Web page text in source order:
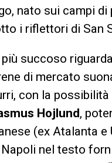
nato sui campi di
i riflettori di San
succoso
di mercato
con la
Hojlund,
(ex Atalanta e
nel testo